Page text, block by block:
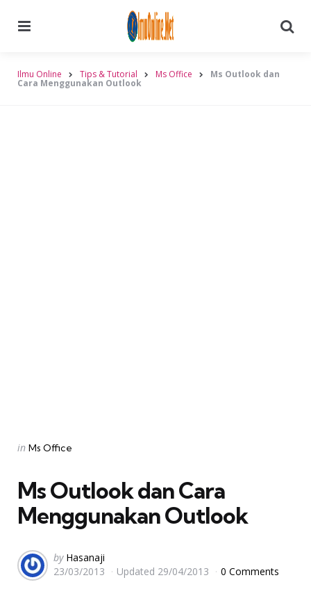
Ilmu Online Tips & Tutorial Ms Office Ms Outlook dan
Cara Menggunakan Outlook
Categories
Posted
in Ms Office
Ms Outlook dan Cara
Menggunakan Outlook
Posted
by
by Hasanaji
23/03/2013
Updated 29/04/2013 0 Comments